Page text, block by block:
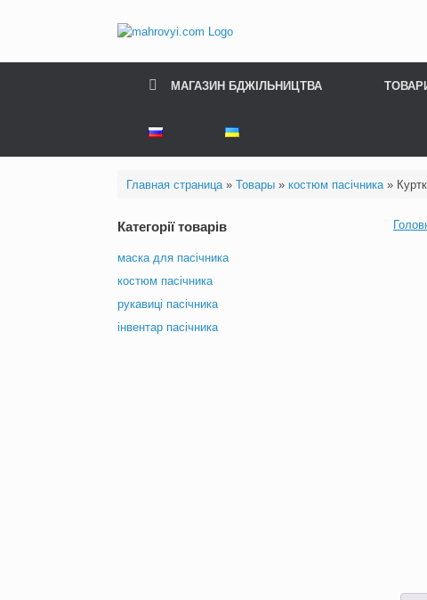
МАГАЗИН БДЖІЛЬНИЦТВА
Главная страница» Товары» костюм пасічника»
Категорії товарів
маска для пасічника
костюм пасічника
рукавиці пасічника
інвентар пасічника